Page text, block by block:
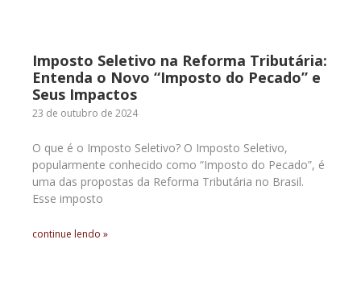
Imposto Seletivo na Reforma Tributária:
Entenda o Novo “Imposto do Pecado” e
Seus Impactos
23 de outubro de 2024
O que é o Imposto Seletivo? O Imposto Seletivo,
popularmente conhecido como “Imposto do Pecado”, é
uma das propostas da Reforma Tributária no Brasil.
Esse imposto
continue lendo »